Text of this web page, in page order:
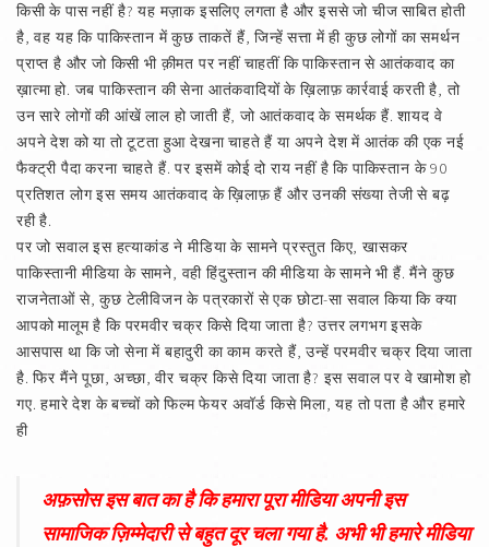
किसी के पास नहीं है? यह मज़ाक इसलिए लगता है और इससे जो चीज साबित होती
है, वह यह कि पाकिस्तान में कुछ ताकतें हैं, जिन्हें सत्ता में ही कुछ लोगों का समर्थन
प्राप्त है और जो किसी भी क़ीमत पर नहीं चाहतीं कि पाकिस्तान से आतंकवाद का
ख़ात्मा हो. जब पाकिस्तान की सेना आतंकवादियों के ख़िलाफ़ कार्रवाई करती है, तो
उन सारे लोगों की आंखें लाल हो जाती हैं, जो आतंकवाद के समर्थक हैं. शायद वे
अपने देश को या तो टूटता हुआ देखना चाहते हैं या अपने देश में आतंक की एक नई
फैक्ट्री पैदा करना चाहते हैं. पर इसमें कोई दो राय नहीं है कि पाकिस्तान के 90
प्रतिशत लोग इस समय आतंकवाद के ख़िलाफ़ हैं और उनकी संख्या तेजी से बढ़
रही है.
पर जो सवाल इस हत्याकांड ने मीडिया के सामने प्रस्तुत किए, खासकर
पाकिस्तानी मीडिया के सामने, वही हिंदुस्तान की मीडिया के सामने भी हैं. मैंने कुछ
राजनेताओं से, कुछ टेलीविजन के पत्रकारों से एक छोटा-सा सवाल किया कि क्या
आपको मालूम है कि परमवीर चक्र किसे दिया जाता है? उत्तर लगभग इसके
आसपास था कि जो सेना में बहादुरी का काम करते हैं, उन्हें परमवीर चक्र दिया जाता
है. फिर मैंने पूछा, अच्छा, वीर चक्र किसे दिया जाता है? इस सवाल पर वे खामोश हो
गए. हमारे देश के बच्चों को फिल्म फेयर अवॉर्ड किसे मिला, यह तो पता है और हमारे
ही
अफ़सोस इस बात का है कि हमारा पूरा मीडिया अपनी इस
सामाजिक ज़िम्मेदारी से बहुत दूर चला गया है. अभी भी हमारे मीडिया